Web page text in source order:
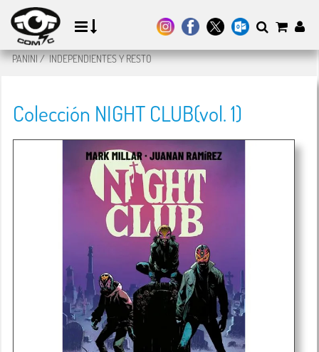
PANINI/INDEPENDIENTES Y RESTO
Colección NIGHT CLUB(vol. 1)